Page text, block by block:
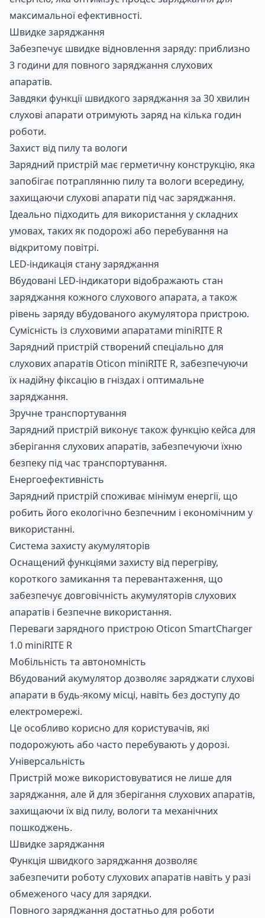
максимальної ефективності.
Швидке заряджання
Забезпечує швидке відновлення заряду: приблизно
3 години для повного заряджання слухових
апаратів.
Завдяки функції швидкого заряджання за 30 хвилин
слухові апарати отримують заряд на кілька годин
роботи.
Захист від пилу та вологи
Зарядний пристрій має герметичну конструкцію, яка
запобігає потраплянню пилу та вологи всередину,
захищаючи слухові апарати під час заряджання.
Ідеально підходить для використання у складних
умовах, таких як подорожі або перебування на
відкритому повітрі.
LED-індикація стану заряджання
Вбудовані LED-індикатори відображають стан
заряджання кожного слухового апарата, а також
рівень заряду вбудованого акумулятора пристрою.
Сумісність із слуховими апаратами miniRITE R
Зарядний пристрій створений спеціально для
слухових апаратів Oticon miniRITE R, забезпечуючи
їх надійну фіксацію в гніздах і оптимальне
заряджання.
Зручне транспортування
Зарядний пристрій виконує також функцію кейса для
зберігання слухових апаратів, забезпечуючи їхню
безпеку під час транспортування.
Енергоефективність
Зарядний пристрій споживає мінімум енергії, що
робить його екологічно безпечним і економічним у
використанні.
Система захисту акумуляторів
Оснащений функціями захисту від перегріву,
короткого замикання та перевантаження, що
забезпечує довговічність акумуляторів слухових
апаратів і безпечне використання.
Переваги зарядного пристрою Oticon SmartCharger
1.0 miniRITE R
Мобільність та автономність
Вбудований акумулятор дозволяє заряджати слухові
апарати в будь-якому місці, навіть без доступу до
електромережі.
Це особливо корисно для користувачів, які
подорожують або часто перебувають у дорозі.
Універсальність
Пристрій може використовуватися не лише для
заряджання, але й для зберігання слухових апаратів,
захищаючи їх від пилу, вологи та механічних
пошкоджень.
Швидке заряджання
Функція швидкого заряджання дозволяє
забезпечити роботу слухових апаратів навіть у разі
обмеженого часу для зарядки.
Повного заряджання достатньо для роботи
Замовити консультацію по
Зарядний пристрій Oticon
SmartCharger 1.0 miniRITE R